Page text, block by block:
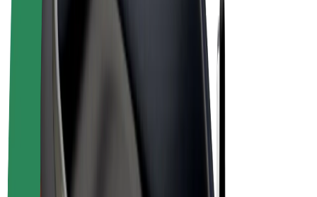
„Bolt Market“
„Bolt for Business“
„Bolt Plus“
Užsidirbkite su „Bolt“
Vairuotojai